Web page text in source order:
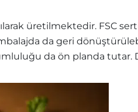
üretilmektedir. FSC
da geri
da ön planda tutar.